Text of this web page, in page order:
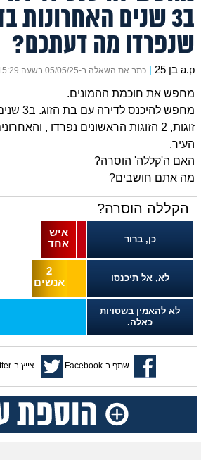
ב3 שנים האחרונות
שנפרדו מה דעתכם?
a.p בן 25 כתב את השאלה ב-05/05/25 בשעה 15:29
מחפש את חוכמת ההמונים.
זוגות, 2 הזוגות הראשונים נפרדו ,
העיר.
האם ה'קללה' הוסרה?
מה אתם חושבים?
הקללה הוסרה?
כן, ברור
איש
אחד
לא, אל תיכנסו
2
אנשים
לא להאמין בשטויות
כאלה.
שתף ב-Facebook צייץ ב-twitter